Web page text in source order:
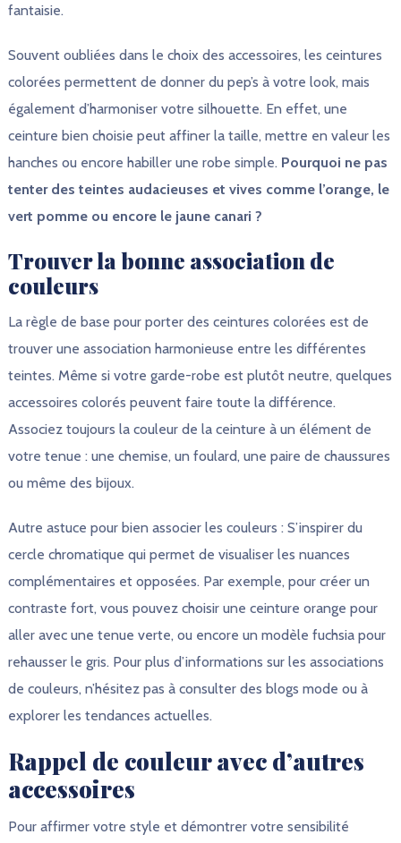
fantaisie.
Souvent oubliées dans le choix des accessoires, les ceintures
colorées permettent de donner du pep’s à votre look, mais
également d’harmoniser votre silhouette. En effet, une
ceinture bien choisie peut affiner la taille, mettre en valeur les
hanches ou encore habiller une robe simple. Pourquoi ne pas
tenter des teintes audacieuses et vives comme l’orange, le
vert pomme ou encore le jaune canari ?
Trouver la bonne association de
couleurs
La règle de base pour porter des ceintures colorées est de
trouver une association harmonieuse entre les différentes
teintes. Même si votre garde-robe est plutôt neutre, quelques
accessoires colorés peuvent faire toute la différence.
Associez toujours la couleur de la ceinture à un élément de
votre tenue : une chemise, un foulard, une paire de chaussures
ou même des bijoux.
Autre astuce pour bien associer les couleurs : S’inspirer du
cercle chromatique qui permet de visualiser les nuances
complémentaires et opposées. Par exemple, pour créer un
contraste fort, vous pouvez choisir une ceinture orange pour
aller avec une tenue verte, ou encore un modèle fuchsia pour
rehausser le gris. Pour plus d’informations sur les associations
de couleurs, n’hésitez pas à consulter des blogs mode ou à
explorer les tendances actuelles.
Rappel de couleur avec d’autres
accessoires
Pour affirmer votre style et démontrer votre sensibilité